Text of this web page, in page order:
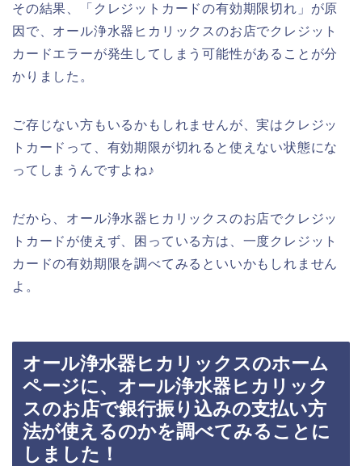
その結果、「クレジットカードの有効期限切れ」が原
因で、オール浄水器ヒカリックスのお店でクレジット
カードエラーが発生してしまう可能性があることが分
かりました。
ご存じない方もいるかもしれませんが、実はクレジッ
トカードって、有効期限が切れると使えない状態にな
ってしまうんですよね♪
だから、オール浄水器ヒカリックスのお店でクレジッ
トカードが使えず、困っている方は、一度クレジット
カードの有効期限を調べてみるといいかもしれません
よ。
オール浄水器ヒカリックスのホーム
ページに、オール浄水器ヒカリック
スのお店で銀行振り込みの支払い方
法が使えるのかを調べてみることに
しました！